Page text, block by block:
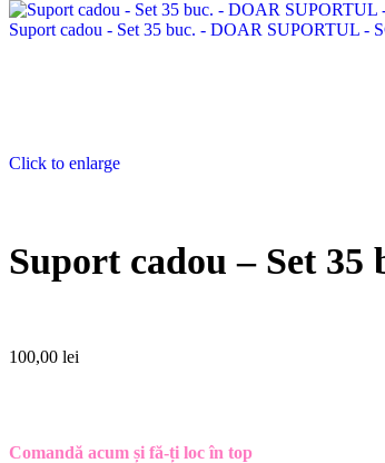
Suport cadou - Set 35 buc. - DOAR SUPORTUL -
Click to enlarge
Suport cadou – Set
100,00 lei
Comandă acum și fă-ți loc în top